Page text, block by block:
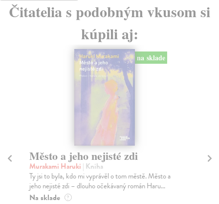
Čitatelia s podobným vkusom si
kúpili aj:
na sklade
Město a jeho nejisté zdi
Murakami Haruki | Kniha
Ty jsi to byla, kdo mi vyprávěl o tom městě. Město a
jeho nejisté zdi – dlouho očekávaný román Haru...
Na sklade ?